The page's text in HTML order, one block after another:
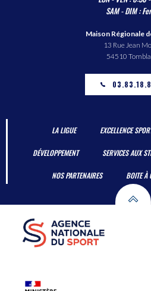
SAM - DIM :
Maison Régionale
13 Rue Jean
54510
LA LIGUE EXCELLENCE
DÉVELOPPEMENT SERVICES AUX
NOS PARTENAIRES BOITE À